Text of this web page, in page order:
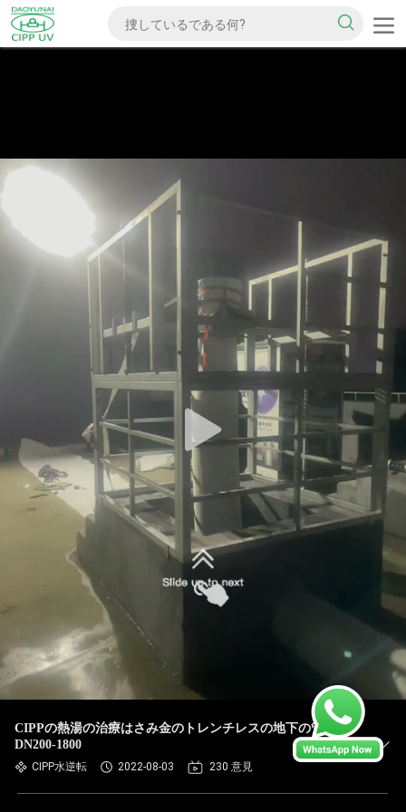
CIPPの熱湯の治療はさみ金のトレンチレスの地下の管修理
DN200-1800
CIPP水逆転 2022-08-03 230 意見